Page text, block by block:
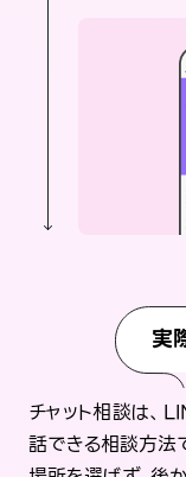
実
チャット相談は、
話できる相談方法